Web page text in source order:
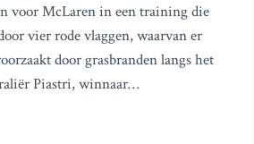
voor McLaren in een training die
vier rode vlaggen, waarvan er
door grasbranden langs het
Piastri, winnaar…